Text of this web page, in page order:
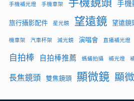
手機補光燈 手機車架 手機
旅行攝影配件 星光鏡 望遠鏡 望遠鏡
機車架 汽車杯架 減光鏡 演唱會 直播補光燈
自拍棒 自拍棒推薦 螞蟻拍攝 補光燈
長焦鏡頭 雙焦鏡頭 顯微鏡 顯